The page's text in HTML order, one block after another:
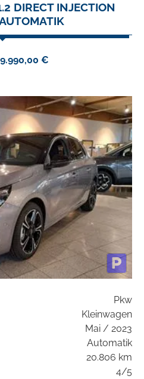
DIRECT INJECTION
€
Pkw
Kleinwagen
Mai / 2023
Automatik
20.806 km
4/5